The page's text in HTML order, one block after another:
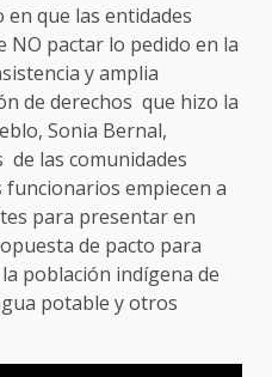
que las entidades
pactar lo pedido en la
y amplia
de derechos que hizo la
Sonia Bernal,
las comunidades
empiecen a
para presentar en
de pacto para
población indígena de
potable y otros